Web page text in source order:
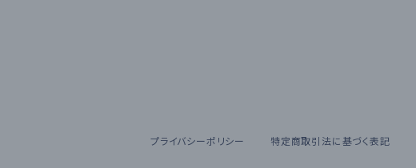
プライバシーポリシー 特定商取引法に基づく表記